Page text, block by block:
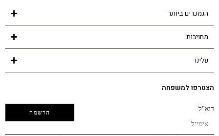
הנמכרים ביותר
מחויבות
עלינו
הצטרפו למשפחה
דוא"ל